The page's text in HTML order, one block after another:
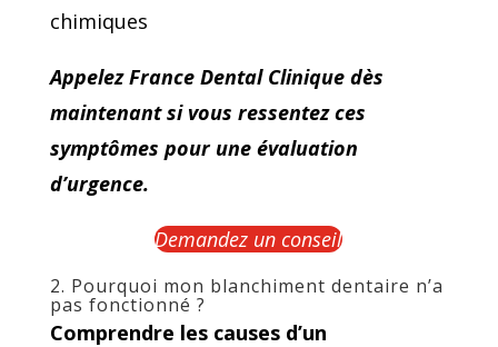
chimiques
Appelez France Dental Clinique dès
maintenant si vous ressentez ces
symptômes pour une évaluation
d’urgence.
Demandez un conseil
2. Pourquoi mon blanchiment dentaire n’a
pas fonctionné ?
Comprendre les causes d’un